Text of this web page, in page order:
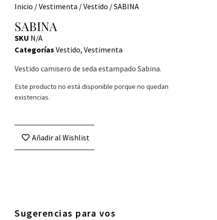
Inicio /Vestimenta /Vestido / SABINA
SABINA
SKU N/A
Categorías Vestido, Vestimenta
Vestido camisero de seda estampado Sabina.
Este producto no está disponible porque no quedan
existencias.
Añadir al Wishlist
Sugerencias para vos